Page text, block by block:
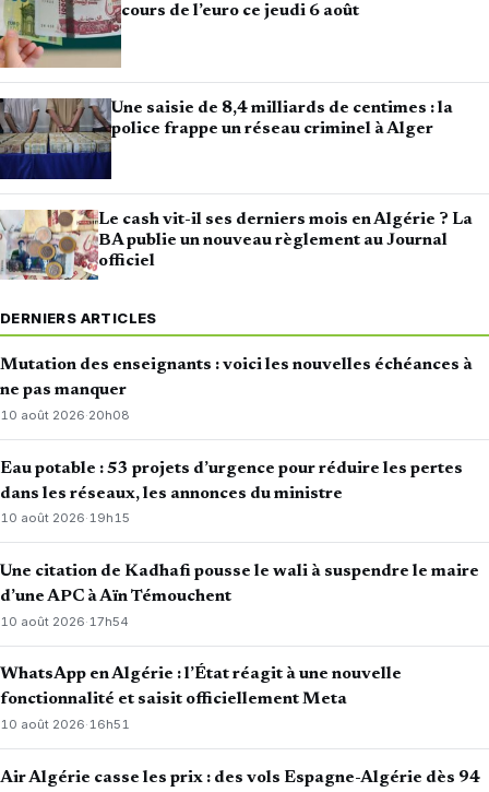
cours de l’euro ce jeudi 6 août
Une saisie de 8,4 milliards de centimes : la
police frappe un réseau criminel à Alger
Le cash vit-il ses derniers mois en Algérie ? La
BA publie un nouveau règlement au Journal
officiel
DERNIERS ARTICLES
Mutation des enseignants : voici les nouvelles échéances à
ne pas manquer
10 août 2026·20h08
Eau potable : 53 projets d’urgence pour réduire les pertes
dans les réseaux, les annonces du ministre
10 août 2026·19h15
Une citation de Kadhafi pousse le wali à suspendre le maire
d’une APC à Aïn Témouchent
10 août 2026· 17h54
WhatsApp en Algérie : l’État réagit à une nouvelle
fonctionnalité et saisit officiellement Meta
10 août 2026·16h51
Air Algérie casse les prix : des vols Espagne-Algérie dès 94